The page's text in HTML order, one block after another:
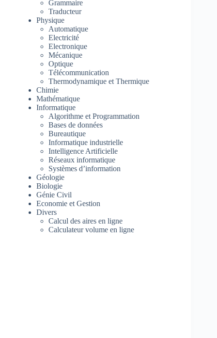
Grammaire
Traducteur
Physique
Automatique
Electricité
Electronique
Mécanique
Optique
Télécommunication
Thermodynamique et Thermique
Chimie
Mathématique
Informatique
Algorithme et Programmation
Bases de données
Bureautique
Informatique industrielle
Intelligence Artificielle
Réseaux informatique
Systèmes d’information
Géologie
Biologie
Génie Civil
Economie et Gestion
Divers
Calcul des aires en ligne
Calculateur volume en ligne